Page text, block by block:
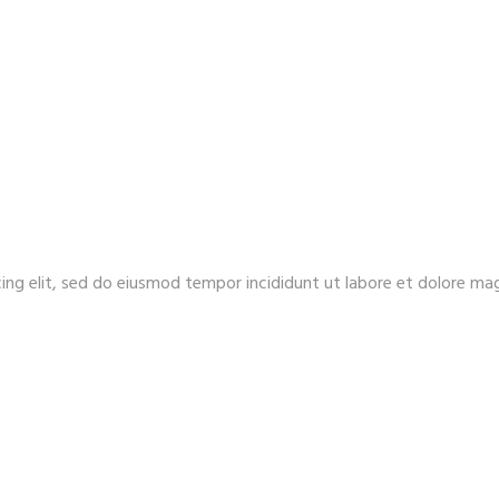
elit, sed do eiusmod tempor incididunt ut labore et dolore